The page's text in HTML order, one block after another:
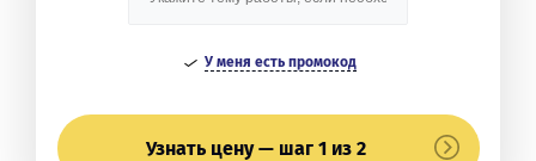
У меня есть промокод
Узнать цену — шаг 1 из 2